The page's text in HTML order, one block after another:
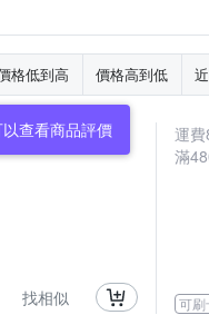
格低到高 價格高到低
查看商品評價
找相似
運
滿
可刷